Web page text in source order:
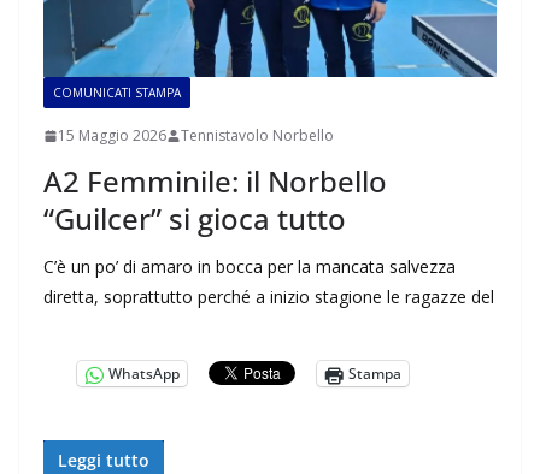
COMUNICATI STAMPA
15 Maggio 2026 Tennistavolo Norbello
A2 Femminile: il Norbello
“Guilcer” si gioca tutto
C’è un po’ di amaro in bocca per la mancata salvezza
diretta, soprattutto perché a inizio stagione le ragazze del
WhatsApp Stampa
Leggi tutto